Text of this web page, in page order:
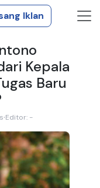
Iklan
Kepala
Baru
·Editor: -